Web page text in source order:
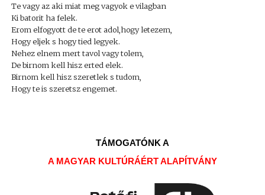
Te vagy az aki miat meg vagyok e vilagban
Ki batorit ha felek.
Erom elfogyott de te erot adol,hogy letezem,
Hogy eljek s hogy tied legyek.
Nehez elnem mert tavol vagy tolem,
De birnom kell hisz erted elek.
Birnom kell hisz szeretlek s tudom,
Hogy te is szeretsz engemet.
TÁMOGATÓNK A
A MAGYAR KULTÚRÁÉRT ALAPÍTVÁNY